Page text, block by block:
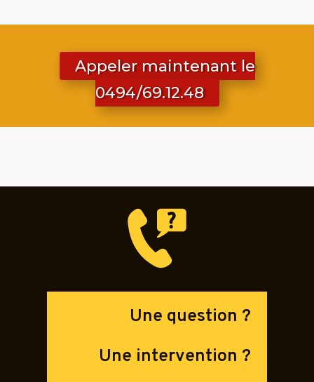
Appeler maintenant le
0494/69.12.48
Une question ?
Une intervention ?